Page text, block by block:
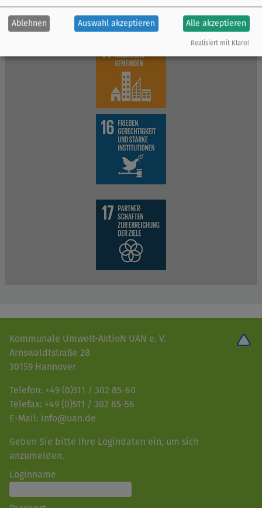
Kommunale Umwelt-AktioN UAN e. V.
Arnswaldtstraße 28
30159 Hannover
Telefon: +49 (0)511 / 302 85-60
Telefax: +49 (0)511 / 302 85-56
E-Mail: info@uan.de
Geben Sie bitte Ihre Logindaten ein, um sich
anzumelden.
Loginname
Ablehnen Auswahl akzeptieren Alle akzeptieren
Realisiert mit Klaro!